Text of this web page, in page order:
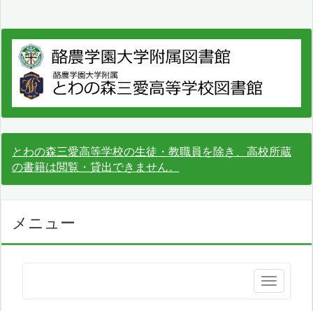
とわの森三愛高等学校の生徒・教職員を除き、高校所蔵
の書籍は閲覧・貸出できません。
メニュー